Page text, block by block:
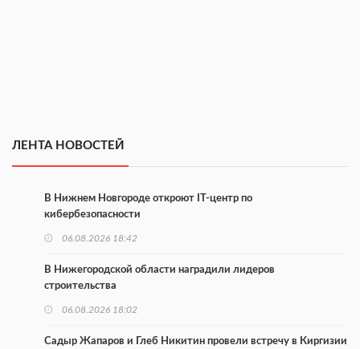
ЛЕНТА НОВОСТЕЙ
В Нижнем Новгороде откроют IT-центр по
кибербезопасности
06.08.2026 18:42
В Нижегородской области наградили лидеров
строительства
06.08.2026 18:02
Садыр Жапаров и Глеб Никитин провели встречу в Киргизии